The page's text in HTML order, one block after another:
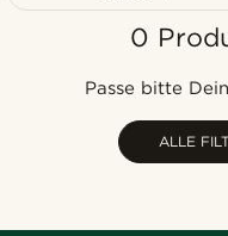
0
Passe bitte
ALLE